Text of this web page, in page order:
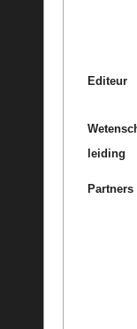
Editeur
leiding
Partners